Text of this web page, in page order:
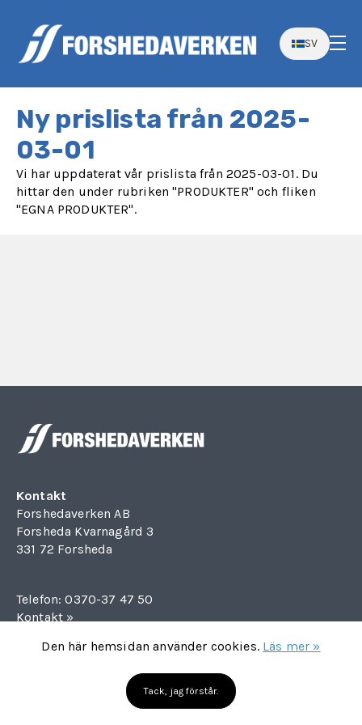
SV
Ny prislista från 2025-
03-01
Vi har uppdaterat vår prislista från 2025-03-01. Du
hittar den under rubriken "PRODUKTER" och fliken
"EGNA PRODUKTER".
Kontakt
Forshedaverken AB
Forsheda Kvarnagård 3
331 72 Forsheda
Telefon:0370-37 47 50
Kontakt »
Den här hemsidan använder cookies. Läs mer »
Tack, jag förstår.